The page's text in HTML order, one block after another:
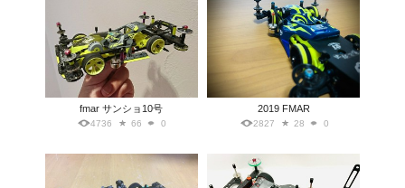
fmar サンショ10号
4736 66 0
2019 FMAR
2827 28 0